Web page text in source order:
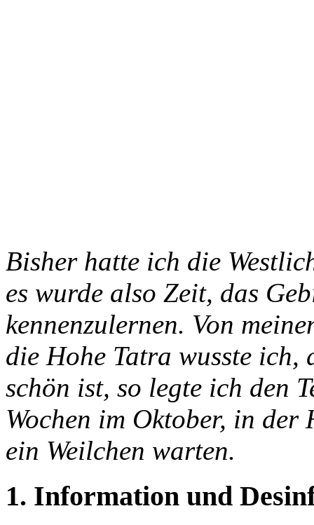
Bisher hatte ich die
es wurde also Zeit, das
kennenzulernen. Von
die Hohe Tatra wusste
schön ist, so legte ich den
Wochen im Oktober, in
ein Weilchen warten.
1. Information und